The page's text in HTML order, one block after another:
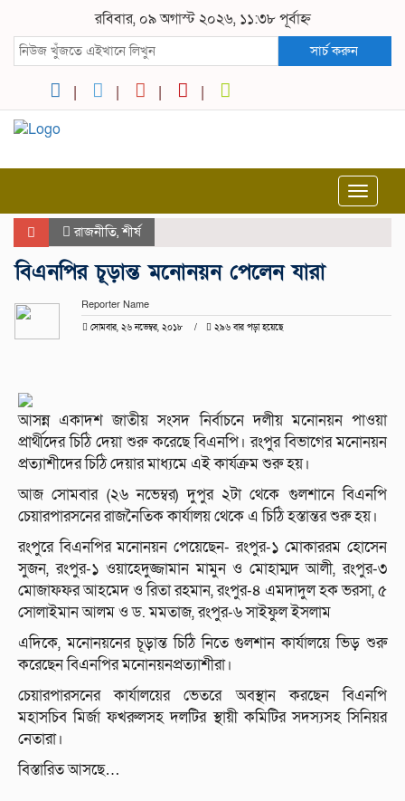
রবিবার, ০৯ অগাস্ট ২০২৬, ১১:৩৮ পূর্বাহ্ন
সার্চ করুন
Toggle
রাজনীতি,শীর্ষ
বিএনপির চূড়ান্ত মনোনয়ন পেলেন যারা
Reporter Name
সোমবার, ২৬ নভেম্বর, ২০১৮ ২৯৬ বার পড়া হয়েছে
আসন্ন একাদশ জাতীয় সংসদ নির্বাচনে দলীয় মনোনয়ন পাওয়া
প্রার্থীদের চিঠি দেয়া শুরু করেছে বিএনপি। রংপুর বিভাগের মনোনয়ন
প্রত্যাশীদের চিঠি দেয়ার মাধ্যমে এই কার্যক্রম শুরু হয়।
আজ সোমবার (২৬ নভেম্বর) দুপুর ২টা থেকে গুলশানে বিএনপি
চেয়ারপারসনের রাজনৈতিক কার্যালয় থেকে এ চিঠি হস্তান্তর শুরু হয়।
রংপুরে বিএনপির মনোনয়ন পেয়েছেন- রংপুর-১ মোকাররম হোসেন
সুজন, রংপুর-১ ওয়াহেদুজ্জামান মামুন ও মোহাম্মদ আলী, রংপুর-৩
মোজাফফর আহমেদ ও রিতা রহমান, রংপুর-৪ এমদাদুল হক ভরসা, ৫
সোলাইমান আলম ও ড. মমতাজ, রংপুর-৬ সাইফুল ইসলাম
এদিকে, মনোনয়নের চূড়ান্ত চিঠি নিতে গুলশান কার্যালয়ে ভিড় শুরু
করেছেন বিএনপির মনোনয়নপ্রত্যাশীরা।
চেয়ারপারসনের কার্যালয়ের ভেতরে অবস্থান করছেন বিএনপি
মহাসচিব মির্জা ফখরুলসহ দলটির স্থায়ী কমিটির সদস্যসহ সিনিয়র
নেতারা।
বিস্তারিত আসছে…